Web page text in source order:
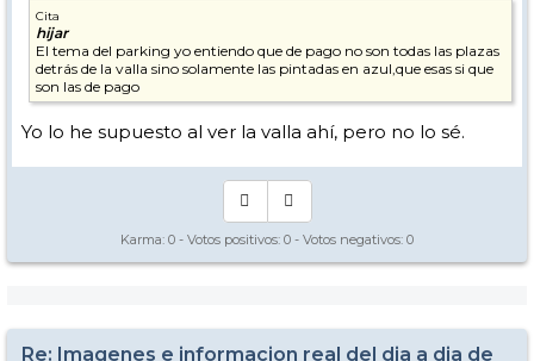
Cita
hijar
El tema del parking yo entiendo que de pago no son todas las plazas
detrás de la valla sino solamente las pintadas en azul,que esas si que
son las de pago
Yo lo he supuesto al ver la valla ahí, pero no lo sé.
Karma: 0 - Votos positivos: 0 - Votos negativos: 0
Re: Imagenes e informacion real del dia a dia de